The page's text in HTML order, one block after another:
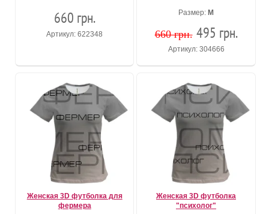
660 грн.
Артикул: 622348
Размер: М
660 грн. 495 грн.
Артикул: 304666
Женская 3D футболка для
фермера
Женская 3D футболка
"психолог"